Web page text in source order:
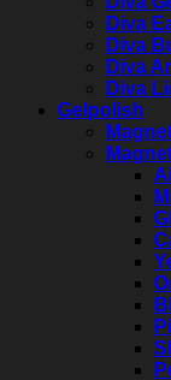
Diva
Diva
Diva
Diva
Gelpolish